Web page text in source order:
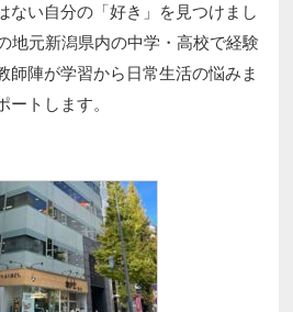
ない自分の「好き」を見つけまし
地元新潟県内の中学・高校で経験
師陣が学習から日常生活の悩みま
ートします。